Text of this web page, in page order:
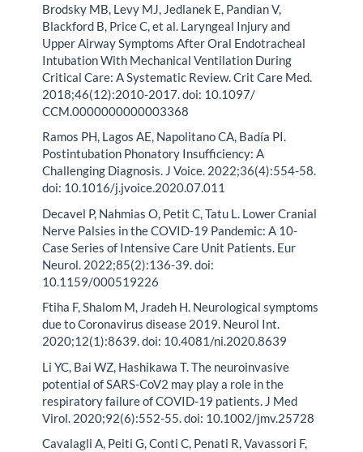
Brodsky MB, Levy MJ, Jedlanek E, Pandian V,
Blackford B, Price C, et al. Laryngeal Injury and
Upper Airway Symptoms After Oral Endotracheal
Intubation With Mechanical Ventilation During
Critical Care: A Systematic Review. Crit Care Med.
2018;46(12):2010-2017. doi: 10.1097/
CCM.0000000000003368
Ramos PH, Lagos AE, Napolitano CA, Badía PI.
Postintubation Phonatory Insufficiency: A
Challenging Diagnosis. J Voice. 2022;36(4):554-58.
doi: 10.1016/j.jvoice.2020.07.011
Decavel P, Nahmias O, Petit C, Tatu L. Lower Cranial
Nerve Palsies in the COVID-19 Pandemic: A 10-
Case Series of Intensive Care Unit Patients. Eur
Neurol. 2022;85(2):136-39. doi:
10.1159/000519226
Ftiha F, Shalom M, Jradeh H. Neurological symptoms
due to Coronavirus disease 2019. Neurol Int.
2020;12(1):8639. doi: 10.4081/ni.2020.8639
Li YC, Bai WZ, Hashikawa T. The neuroinvasive
potential of SARS-CoV2 may play a role in the
respiratory failure of COVID-19 patients. J Med
Virol. 2020;92(6):552-55. doi: 10.1002/jmv.25728
Cavalagli A, Peiti G, Conti C, Penati R, Vavassori F,